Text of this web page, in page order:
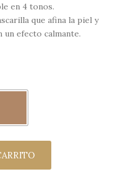
en 4 tonos.
que afina la piel y
un efecto calmante.